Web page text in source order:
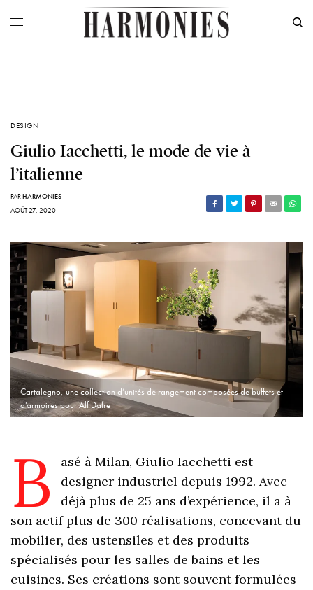
DESIGN
Giulio Iacchetti, le mode de vie à
l’italienne
PARHARMONIES
AOÛT 27, 2020
Cartalegno, une collection d’unités de rangement composées de buffets et
d’armoires pour Alf Dafre
B
asé à Milan, Giulio Iacchetti est
designer industriel depuis 1992. Avec
déjà plus de 25 ans d’expérience, il a à
son actif plus de 300 réalisations, concevant du
mobilier, des ustensiles et des produits
spécialisés pour les salles de bains et les
cuisines. Ses créations sont souvent formulées